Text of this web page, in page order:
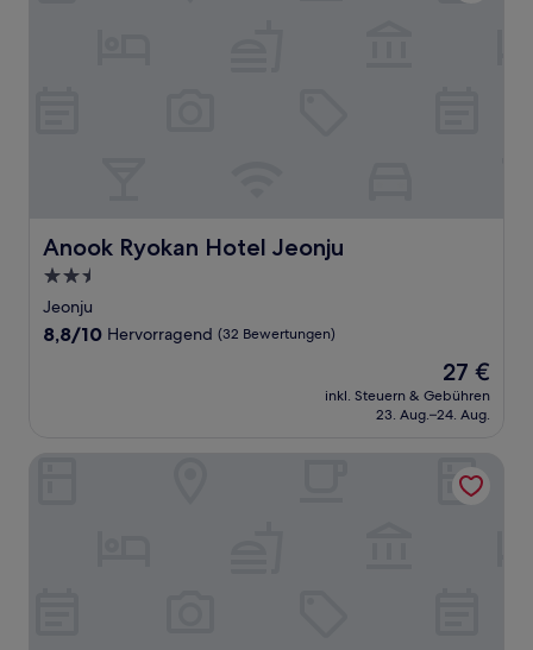
Anook Ryokan Hotel Jeonju
Anook Ryokan Hotel Jeonju
2.5-
Sterne-
Unterkunft
Jeonju
8.8
8,8/10 Hervorragend (32 Bewertungen)
Der
Preis
beträgt
27 €
inkl. Steuern & Gebühren
23. Aug.–24. Aug.